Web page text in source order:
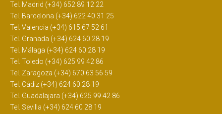
Tel. Madrid (+34) 652 89 12 22
Tel. Barcelona (+34) 622 40 31 25
Tel. Valencia (+34) 615 67 52 61
Tel. Granada (+34) 624 60 28 19
Tel. Málaga (+34) 624 60 28 19
Tel. Toledo (+34) 625 99 42 86
Tel. Zaragoza (+34) 670 63 56 59
Tel. Cádiz (+34) 624 60 28 19
Tel. Guadalajara (+34) 625 99 42 86
Tel. Sevilla (+34) 624 60 28 19